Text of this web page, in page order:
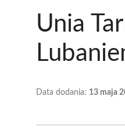
Unia
Data dodania: 13 maja